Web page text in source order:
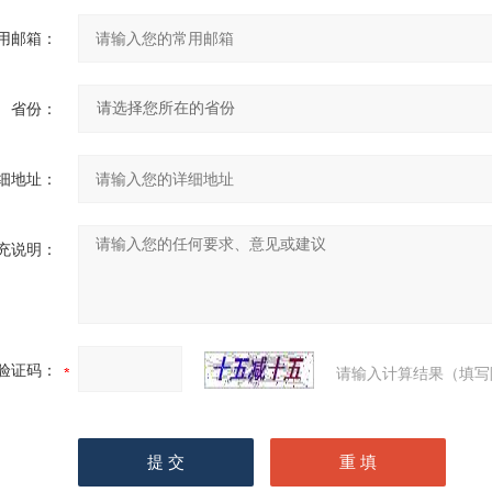
邮箱：
省份：
地址：
说明：
证码： 请输入计算结果（填